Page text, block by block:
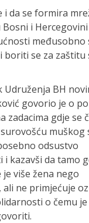
i da se formira
i
međusobno
boriti se za zaštitu
Udruženja BH
govorio je o
zadacima gdje se
muškog
odsustvo
kazavši da tamo
je više žena nego
ali ne primjećuje
o čemu